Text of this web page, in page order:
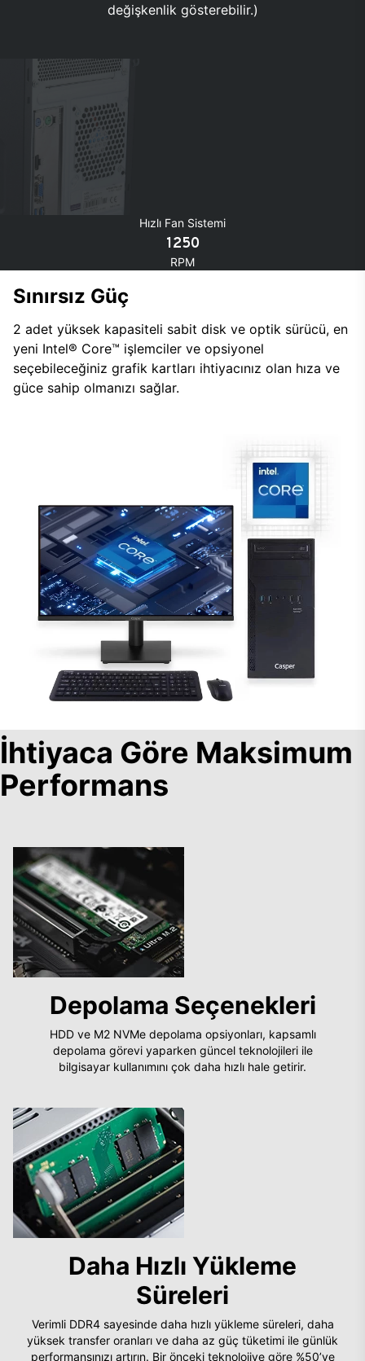
değişkenlik gösterebilir.)
Hızlı Fan Sistemi
1250
RPM
Sınırsız Güç
2 adet yüksek kapasiteli sabit disk ve optik sürücü, en
yeni Intel® Core™ işlemciler ve opsiyonel
seçebileceğiniz grafik kartları ihtiyacınız olan hıza ve
güce sahip olmanızı sağlar.
İhtiyaca Göre Maksimum
Performans
Depolama Seçenekleri
HDD ve M2 NVMe depolama opsiyonları, kapsamlı
depolama görevi yaparken güncel teknolojileri ile
bilgisayar kullanımını çok daha hızlı hale getirir.
Daha Hızlı Yükleme
Süreleri
Verimli DDR4 sayesinde daha hızlı yükleme süreleri, daha
yüksek transfer oranları ve daha az güç tüketimi ile günlük
performansınızı artırın. Bir önceki teknolojiye göre %50’ye